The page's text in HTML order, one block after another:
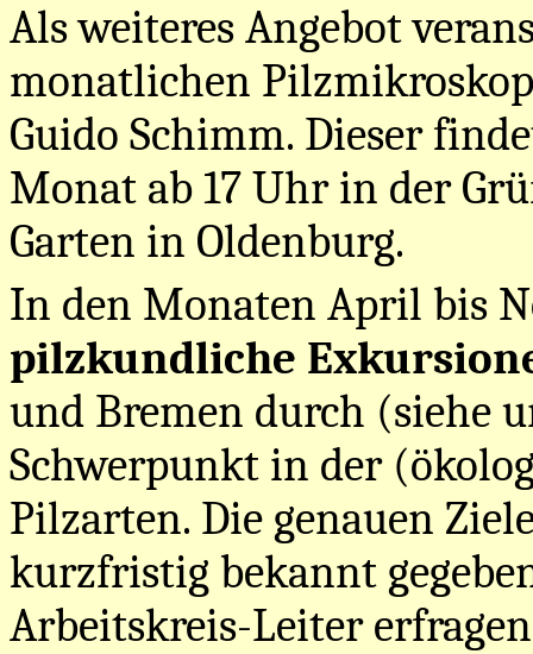
Als weiteres Angebot
monatlichen
Guido Schimm. Dieser
Monat ab 17 Uhr in der
Garten in Oldenburg.
In den Monaten April bis
pilzkundliche
und Bremen durch (siehe
Schwerpunkt in der
Pilzarten. Die genauen
kurzfristig bekannt
Arbeitskreis-Leiter